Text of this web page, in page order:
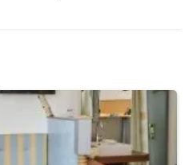
ist die mystische
ist, dass man mit einem Boot über
der Höhle hineinfahren kann.
Besuch des nahe gelegenenHaupt-
berühmten Araberzucht.